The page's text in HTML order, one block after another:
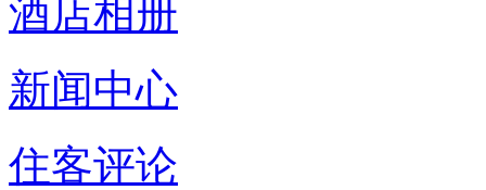
酒店相册
新闻中心
住客评论